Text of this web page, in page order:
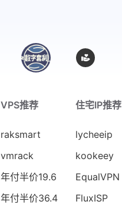
VPS推荐
raksmart
vmrack
年付半价19.6
年付半价36.4
住宅IP推荐
lycheeip
kookeey
EqualVPN
FluxISP